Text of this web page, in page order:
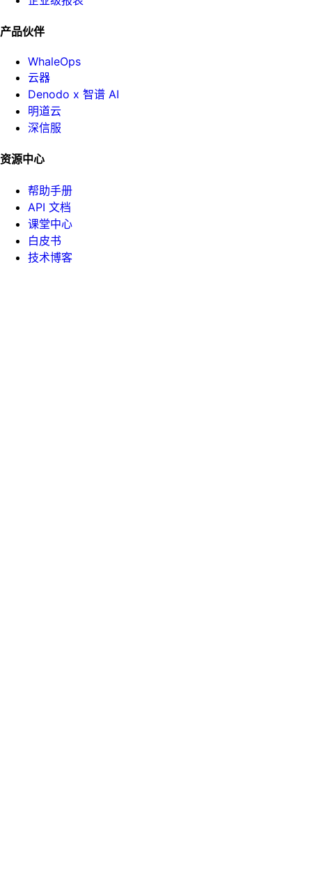
产品伙伴
WhaleOps
云器
Denodo x 智谱 AI
明道云
深信服
资源中心
帮助手册
API 文档
课堂中心
白皮书
技术博客